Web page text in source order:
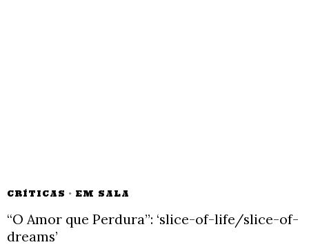
CRÍTICAS · EM SALA
“O Amor que Perdura”: ‘slice-of-life/slice-of-
dreams’